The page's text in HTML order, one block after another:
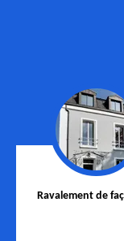
Ravalement de